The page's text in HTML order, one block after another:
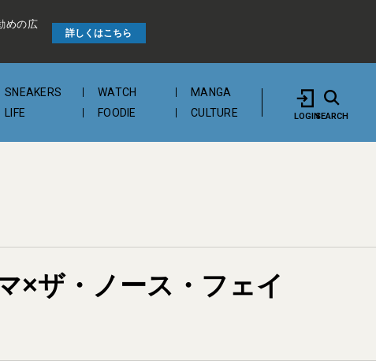
めの広
詳しくはこちら
SNEAKERS WATCH
MANGA
LIFE FOODIE CULTURE LOGINSEARCH
×ザ・ノース・フェイ